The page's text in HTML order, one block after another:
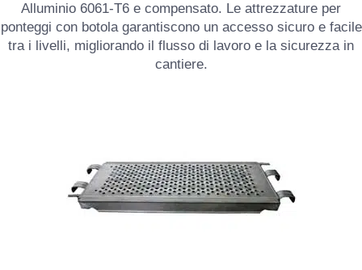
Alluminio 6061-T6 e compensato. Le attrezzature per
ponteggi con botola garantiscono un accesso sicuro e facile
tra i livelli, migliorando il flusso di lavoro e la sicurezza in
cantiere.